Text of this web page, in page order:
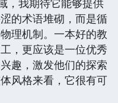
，我期待它能够提供
的术语堆砌，而是循
理机制。一本好的教
，更应该是一位优秀
趣，激发他们的探索
风格来看，它很有可